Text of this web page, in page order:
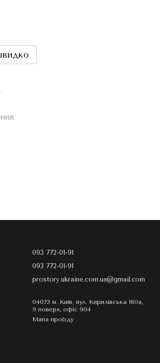
093 772-01-91
093 772-01-91
prostory.ukraine.com.ua@gmail.com
04073 м. Київ, вул. Кирилівська 160а,
9 поверх, офіс 904
Мапа проїзду